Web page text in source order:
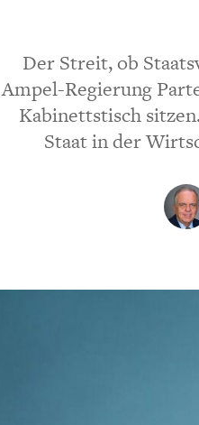
Der Streit, ob
Ampel-Regierung
Kabinettstisch
Staat in der
Bisher noch kein